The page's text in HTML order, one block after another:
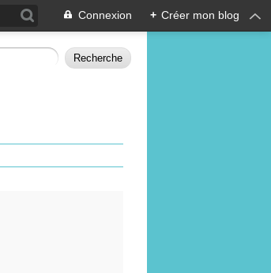
Connexion + Créer mon blog